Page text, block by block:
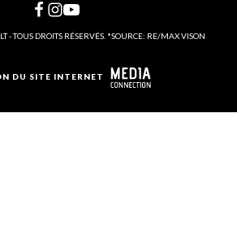
TOUS DROITS RÉSERVÉS. *SOURCE: RE/MAX VISON
DU SITE INTERNET